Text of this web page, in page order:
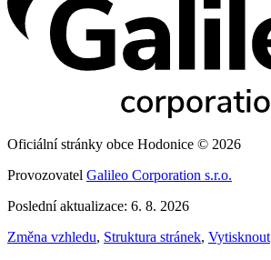
Oficiální stránky obce Hodonice © 2026
Provozovatel Galileo Corporation s.r.o.
Poslední aktualizace: 6. 8. 2026
Změna vzhledu, Struktura stránek, Vytisknout